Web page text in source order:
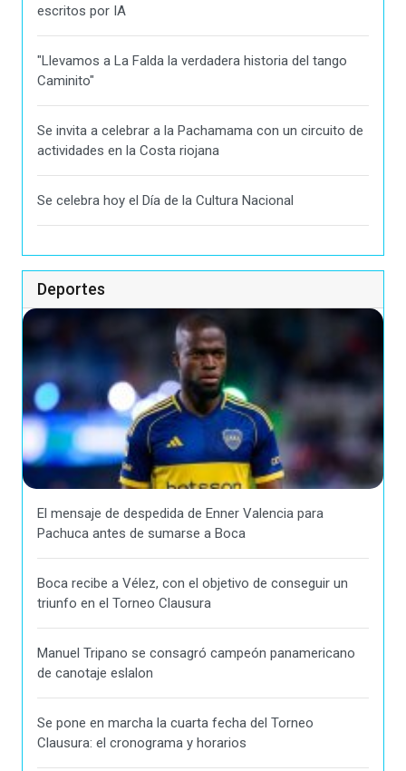
escritos por IA
"Llevamos a La Falda la verdadera historia del tango
Caminito"
Se invita a celebrar a la Pachamama con un circuito de
actividades en la Costa riojana
Se celebra hoy el Día de la Cultura Nacional
Deportes
El mensaje de despedida de Enner Valencia para
Pachuca antes de sumarse a Boca
Boca recibe a Vélez, con el objetivo de conseguir un
triunfo en el Torneo Clausura
Manuel Tripano se consagró campeón panamericano
de canotaje eslalon
Se pone en marcha la cuarta fecha del Torneo
Clausura: el cronograma y horarios